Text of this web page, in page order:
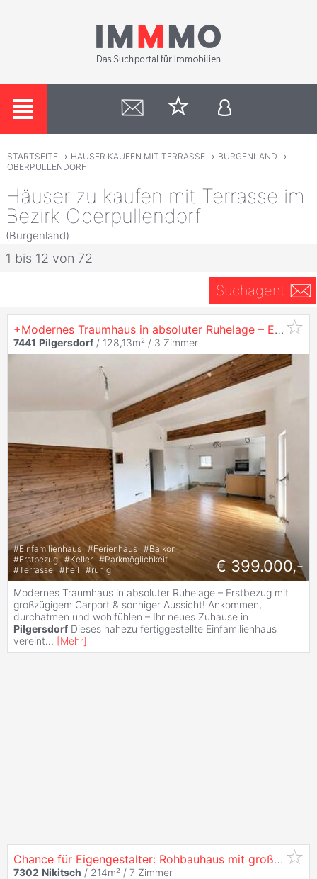
STARTSEITE › HÄUSER KAUFEN MIT TERRASSE › BURGENLAND
›
OBERPULLENDORF
Häuser zu kaufen mit Terrasse im
Bezirk Oberpullendorf
(Burgenland)
1 bis 12 von 72
Suchagent
+Modernes Traumhaus in absoluter Ruhelage – Erstbezug mit großzügigem Carport & sonniger Aussicht!+
7441 Pilgersdorf / 128,13m² / 3 Zimmer
#Einfamilienhaus #Ferienhaus #Balkon
#Erstbezug #Keller #Parkmöglichkeit
#Terrasse #hell #ruhig € 399.000,-
Modernes Traumhaus in absoluter Ruhelage – Erstbezug mit
großzügigem Carport & sonniger Aussicht! Ankommen,
durchatmen und wohlfühlen – Ihr neues Zuhause in
Pilgersdorf Dieses nahezu fertiggestellte Einfamilienhaus
vereint... [Mehr]
Chance für Eigengestalter: Rohbauhaus mit großzügigem Grundriss
7302 Nikitsch / 214m² / 7 Zimmer